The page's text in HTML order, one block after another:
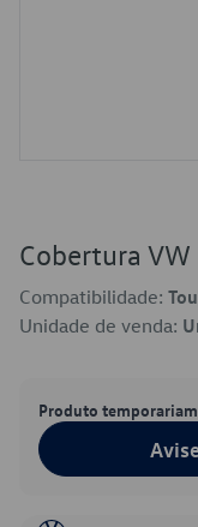
Cobertura
Compatibilidade:
Unidade de venda:
Produto